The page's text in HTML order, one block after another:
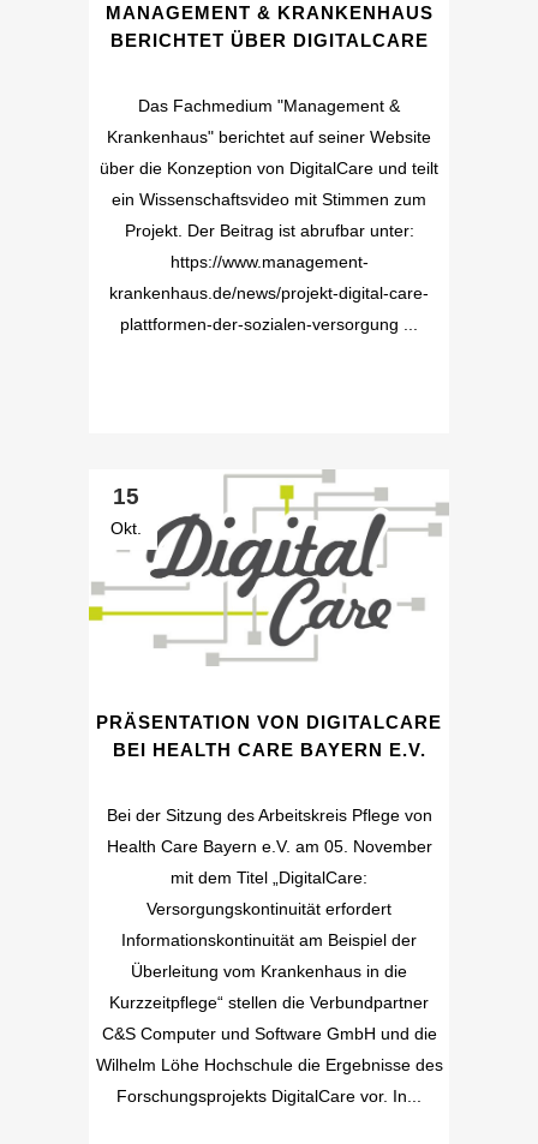
MANAGEMENT & KRANKENHAUS
BERICHTET ÜBER DIGITALCARE
Das Fachmedium "Management &
Krankenhaus" berichtet auf seiner Website
über die Konzeption von DigitalCare und teilt
ein Wissenschaftsvideo mit Stimmen zum
Projekt. Der Beitrag ist abrufbar unter:
https://www.management-
krankenhaus.de/news/projekt-digital-care-
plattformen-der-sozialen-versorgung ...
15
Okt.
PRÄSENTATION VON DIGITALCARE
BEI HEALTH CARE BAYERN E.V.
Bei der Sitzung des Arbeitskreis Pflege von
Health Care Bayern e.V. am 05. November
mit dem Titel „DigitalCare:
Versorgungskontinuität erfordert
Informationskontinuität am Beispiel der
Überleitung vom Krankenhaus in die
Kurzzeitpflege“ stellen die Verbundpartner
C&S Computer und Software GmbH und die
Wilhelm Löhe Hochschule die Ergebnisse des
Forschungsprojekts DigitalCare vor. In...